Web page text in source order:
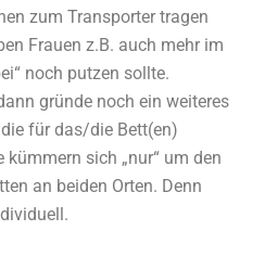
zum Transporter tragen
Frauen z.B. auch mehr im
noch putzen sollte.
gründe noch ein weiteres
für das/die Bett(en)
sich „nur“ um den
an beiden Orten. Denn